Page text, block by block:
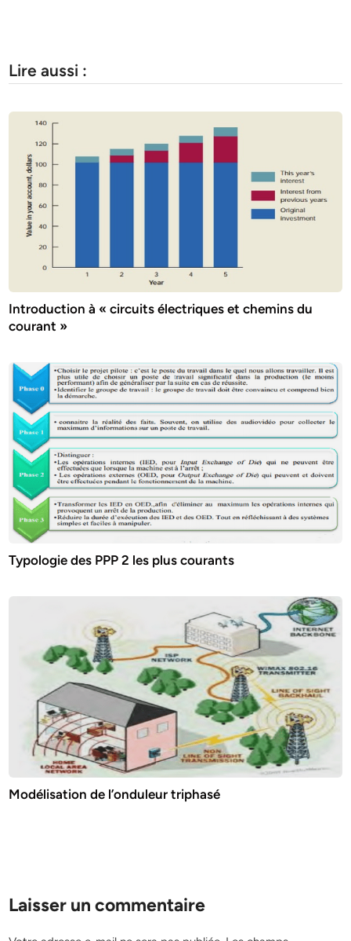
Lire aussi :
Introduction à « circuits électriques et chemins du
courant »
Typologie des PPP 2 les plus courants
Modélisation de l’onduleur triphasé
Laisser un commentaire